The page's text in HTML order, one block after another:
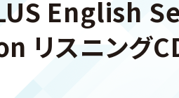
English
リスニング